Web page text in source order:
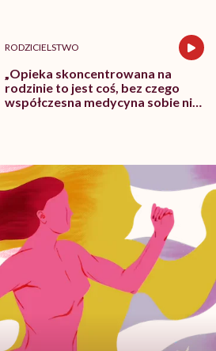
RODZICIELSTWO
„Opieka skoncentrowana na
rodzinie to jest coś, bez czego
współczesna medycyna sobie nie